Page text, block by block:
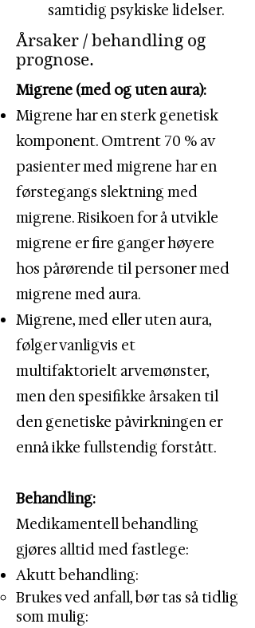
samtidig psykiske lidelser.
Årsaker / behandling og
prognose.
Migrene (med og uten aura):
​Migrene har en sterk genetisk
komponent. Omtrent 70 % av
pasienter med migrene har en
førstegangs slektning med
migrene. Risikoen for å utvikle
migrene er fire ganger høyere
hos pårørende til personer med
migrene med aura.
Migrene, med eller uten aura,
følger vanligvis et
multifaktorielt arvemønster,
men den spesifikke årsaken til
den genetiske påvirkningen er
ennå ikke fullstendig forstått.
Behandling:
Medikamentell behandling
gjøres alltid med fastlege:
Akutt behandling:​
Brukes ved anfall, bør tas så tidlig
som mulig: